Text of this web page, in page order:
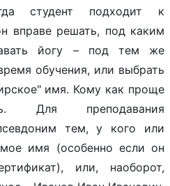
студент подходит к
вправе решать, под каким
йогу – под тем же
обучения, или выбрать
имя. Кому как проще
Для преподавания
тем, у кого или
имя (особенно если он
или, наоборот,